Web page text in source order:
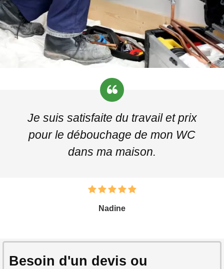
Je suis satisfaite du travail et prix
pour le débouchage de mon WC
dans ma maison.
Nadine
Besoin d'un devis ou